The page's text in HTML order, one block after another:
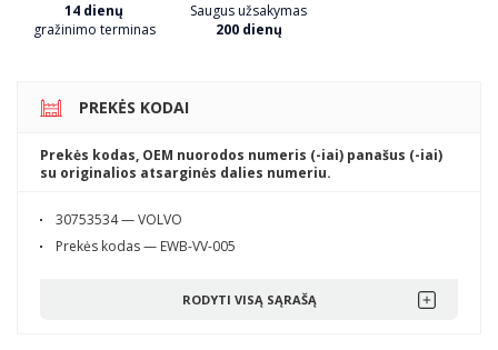
14 dienų
gražinimo terminas
Saugus užsakymas
200 dienų
PREKĖS KODAI
Prekės kodas, OEM nuorodos numeris (-iai) panašus (-iai)
su originalios atsarginės dalies numeriu.
30753534 — VOLVO
Prekės kodas — EWB-VV-005
RODYTI VISĄ SĄRAŠĄ